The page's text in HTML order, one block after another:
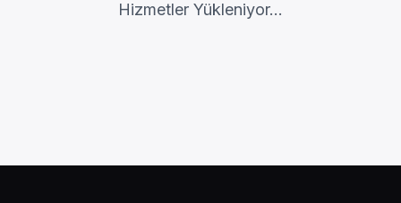
Hizmetler Yükleniyor...